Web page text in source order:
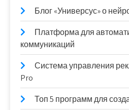
Блог «Универсус» о
Платформа для
коммуникаций
Система управления
Pro
Топ 5 программ для